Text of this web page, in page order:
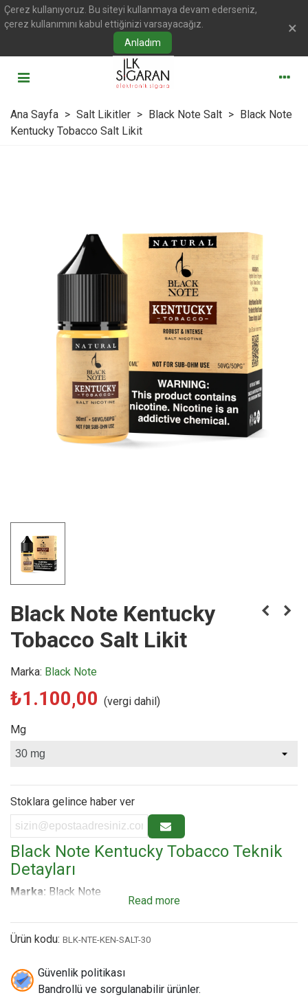
Çerez kullanıyoruz. Bu siteyi kullanmaya devam ederseniz,
çerez kullanımını kabul ettiğinizi varsayacağız.
Anladım
×
Ana Sayfa > Salt Likitler > Black Note Salt > Black Note
Kentucky Tobacco Salt Likit
Black Note Kentucky
Tobacco Salt Likit
Marka: Black Note
₺1.100,00 (vergi dahil)
Mg
Stoklara gelince haber ver
Black Note Kentucky Tobacco Teknik
Detayları
Marka: Black Note
Kentucky Tobacco Salt Likit
Aroma Profil:Doğal Kentucky Tütünü (İsli, odunsu ve
zengin aromalı tütün yaprakları)
VG-PG Oranı:%50 VG / %50 PG
İçim Tarzı:MTL (Mouth-to-Lung / Sigara İçim) – Pod Mod
Read more
Ürün kodu: BLK-NTE-KEN-SALT-30
Güvenlik politikası
Bandrollü ve sorgulanabilir ürünler.